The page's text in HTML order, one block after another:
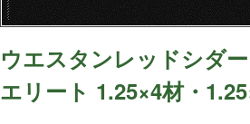
ウエスタンレッドシダー
エリート 1.25×4材・